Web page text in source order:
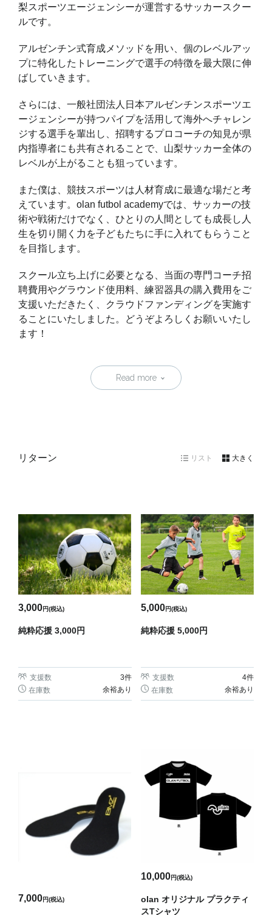
梨スポーツエージェンシーが運営するサッカースクー
ルです。
アルゼンチン式育成メソッドを用い、個のレベルアッ
プに特化したトレーニングで選手の特徴を最大限に伸
ばしていきます。
さらには、一般社団法人日本アルゼンチンスポーツエ
ージェンシーが持つパイプを活用して海外へチャレン
ジする選手を輩出し、招聘するプロコーチの知見が県
内指導者にも共有されることで、山梨サッカー全体の
レベルが上がることも狙っています。
また僕は、競技スポーツは人材育成に最適な場だと考
えています。olan futbol academyでは、サッカーの技
術や戦術だけでなく、ひとりの人間としても成長し人
生を切り開く力を子どもたちに手に入れてもらうこと
を目指します。
スクール立ち上げに必要となる、当面の専門コーチ招
聘費用やグラウンド使用料、練習器具の購入費用をご
支援いただきたく、クラウドファンディングを実施す
ることにいたしました。どうぞよろしくお願いいたし
ます！
Read more
リターン リスト 大きく
3,000円(税込)
純粋応援 3,000円
支援数 3件
在庫数
余裕あり
5,000円(税込)
純粋応援 5,000円
支援数 4件
在庫数
余裕あり
7,000円(税込)
10,000円(税込)
olan オリジナル プラクティ
スTシャツ